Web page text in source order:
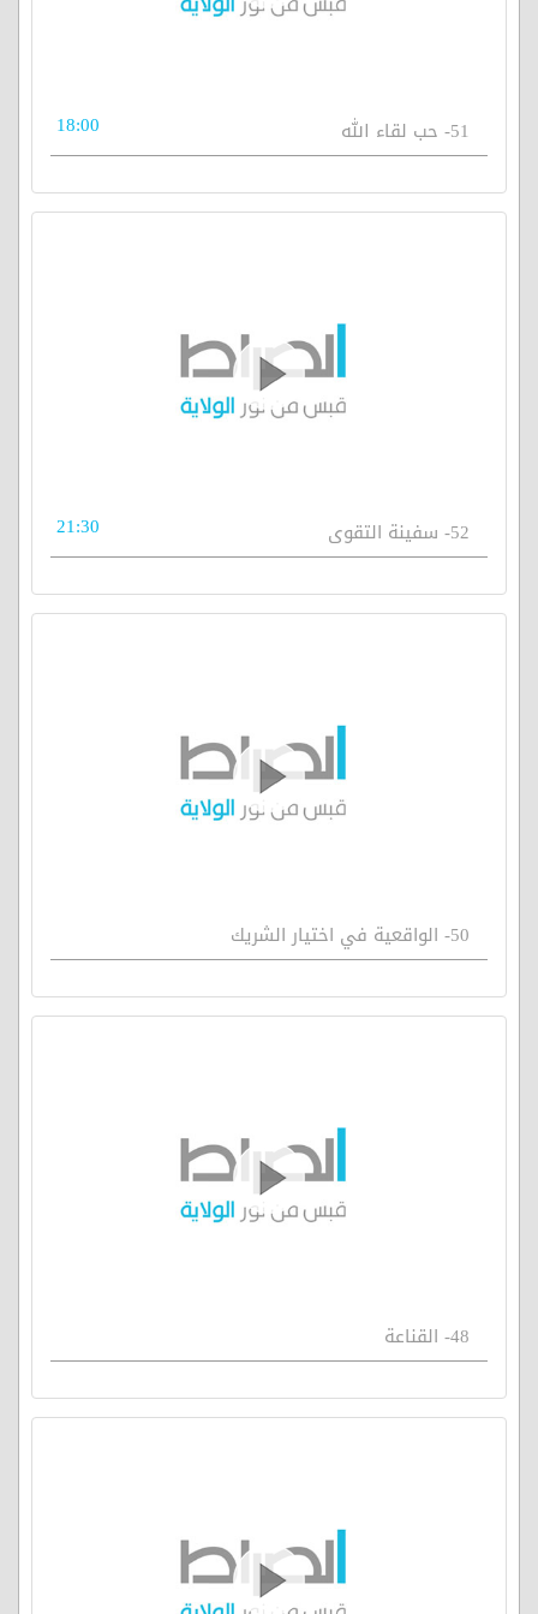
51- حب لقاء الله 18:00
52- سفينة التقوى 21:30
50- الواقعية في اختيار الشريك
48- القناعة